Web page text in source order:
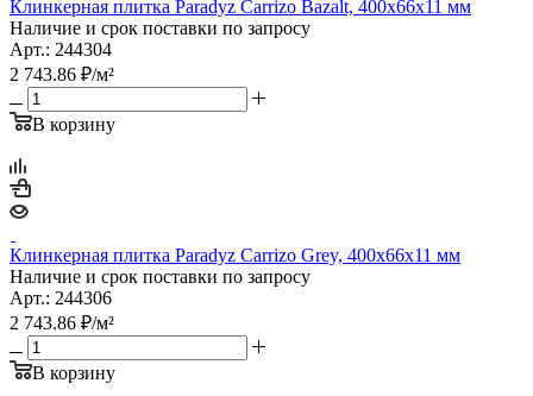
Клинкерная плитка Paradyz Carrizo Bazalt, 400х66х11 мм
Наличие и срок поставки по запросу
Арт.: 244304
2 743.86 ₽/м²
В корзину
Клинкерная плитка Paradyz Carrizo Grey, 400х66х11 мм
Наличие и срок поставки по запросу
Арт.: 244306
2 743.86 ₽/м²
В корзину